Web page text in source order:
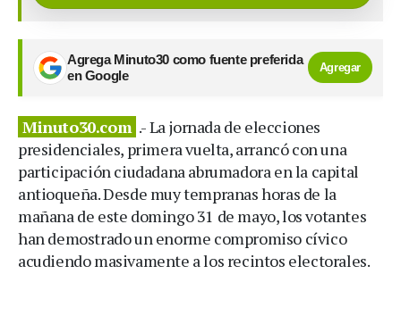
Agrega Minuto30 como fuente preferida
en Google
Agregar
Minuto30.com .- La jornada de elecciones
presidenciales, primera vuelta, arrancó con una
participación ciudadana abrumadora en la capital
antioqueña. Desde muy tempranas horas de la
mañana de este domingo 31 de mayo, los votantes
han demostrado un enorme compromiso cívico
acudiendo masivamente a los recintos electorales.